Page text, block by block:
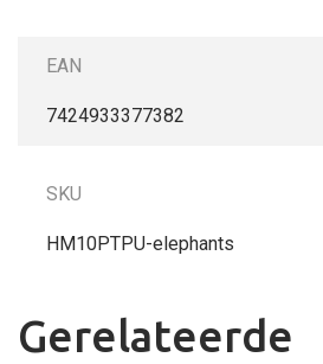
EAN
7424933377382
SKU
HM10PTPU-elephants
Gerelateerde